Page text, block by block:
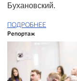
Бухановский.
ПОДРОБНЕЕ
Репортаж